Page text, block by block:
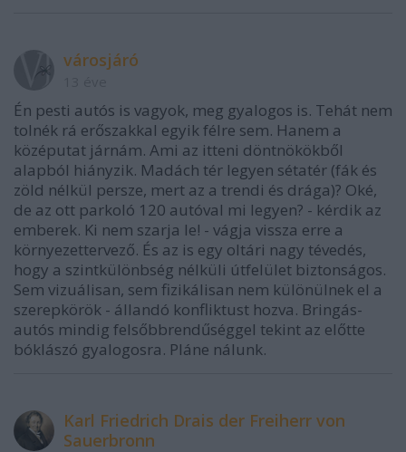
városjáró
Én pesti autós is vagyok, meg gyalogos is. Tehát nem
tolnék rá erőszakkal egyik félre sem. Hanem a
középutat járnám. Ami az itteni döntnökökből
alapból hiányzik. Madách tér legyen sétatér (fák és
zöld nélkül persze, mert az a trendi és drága)? Oké,
de az ott parkoló 120 autóval mi legyen? - kérdik az
emberek. Ki nem szarja le! - vágja vissza erre a
környezettervező. És az is egy oltári nagy tévedés,
hogy a szintkülönbség nélküli útfelület biztonságos.
Sem vizuálisan, sem fizikálisan nem különülnek el a
szerepkörök - állandó konfliktust hozva. Bringás-
autós mindig felsőbbrendűséggel tekint az előtte
bóklászó gyalogosra. Pláne nálunk.
Karl Friedrich Drais der Freiherr von
Sauerbronn